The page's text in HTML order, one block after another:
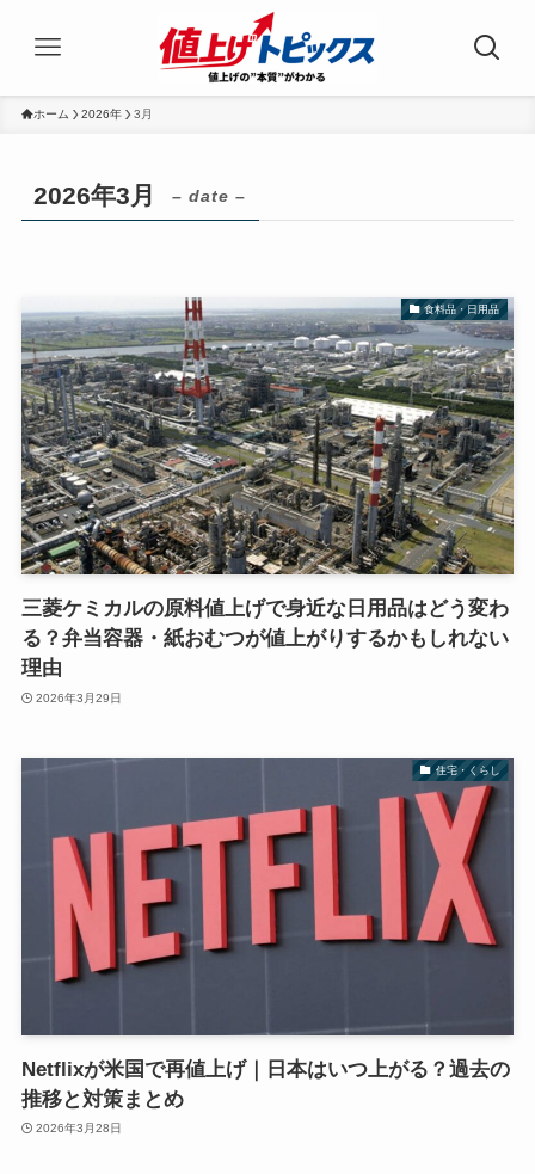
ホーム 2026年 3月
2026年3月 – date –
食料品・日用品
三菱ケミカルの原料値上げで身近な日用品はどう変わ
る？弁当容器・紙おむつが値上がりするかもしれない
理由
2026年3月29日
住宅・くらし
Netflixが米国で再値上げ｜日本はいつ上がる？過去の
推移と対策まとめ
2026年3月28日